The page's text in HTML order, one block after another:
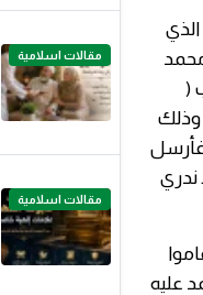
(
وذلك
ندري
عليه
مقالات اسلامية
مقالات اسلامية